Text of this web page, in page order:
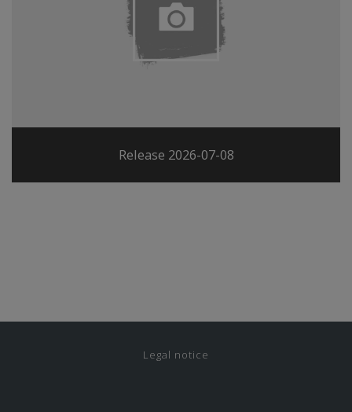
Release 2026-07-08
Legal notice